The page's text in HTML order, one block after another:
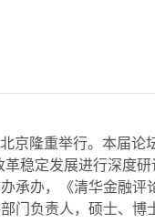
京隆重举行。本届论
稳定发展进行深度
承办，《清华金融评
门负责人，硕士、博